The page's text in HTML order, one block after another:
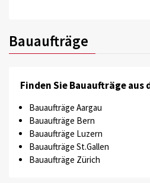
Bauaufträge
Finden Sie Bauaufträge aus
Bauaufträge Aargau
Bauaufträge Bern
Bauaufträge Luzern
Bauaufträge St.Gallen
Bauaufträge Zürich